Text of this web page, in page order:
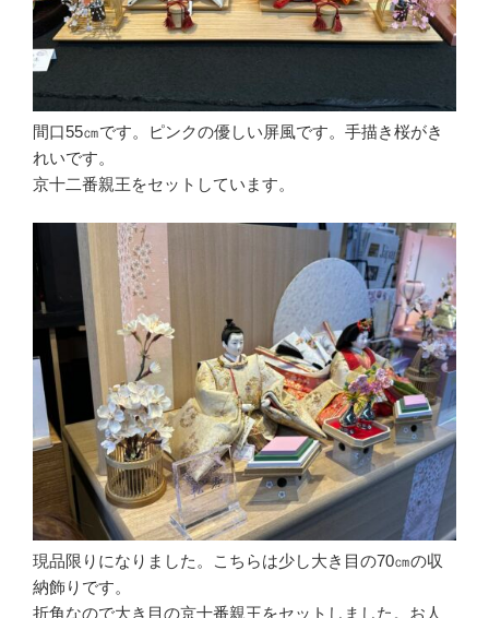
間口55㎝です。ピンクの優しい屏風です。手描き桜がき
れいです。
京十二番親王をセットしています。
現品限りになりました。こちらは少し大き目の70㎝の収
納飾りです。
折角なので大き目の京十番親王をセットしました。お人